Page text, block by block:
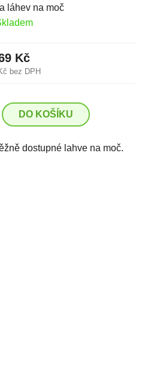
láhev na moč
bez DPH
Kč
DO KOŠÍKU
dostupné lahve na moč.